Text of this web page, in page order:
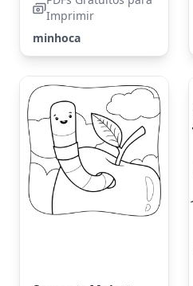
Imprimir
minhoca